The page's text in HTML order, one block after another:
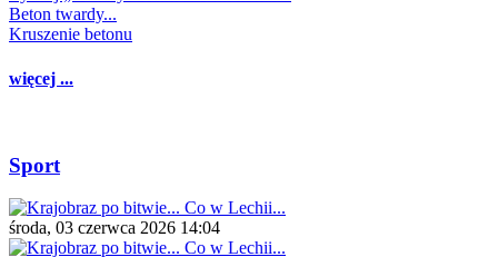
Beton twardy...
Kruszenie betonu
więcej ...
Sport
środa, 03 czerwca 2026 14:04